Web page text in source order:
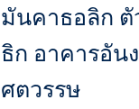
มันคาธอลิก ตั
ธิก อาคารอัน
ศตวรรษ